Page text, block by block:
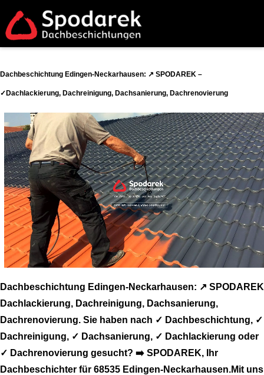
Dachbeschichtung Edingen-Neckarhausen: ↗️ SPODAREK –
✓Dachlackierung, Dachreinigung, Dachsanierung, Dachrenovierung
Dachbeschichtung Edingen-Neckarhausen: ↗️ SPODAREK
Dachlackierung, Dachreinigung, Dachsanierung,
Dachrenovierung. Sie haben nach ✓ Dachbeschichtung, ✓
Dachreinigung, ✓ Dachsanierung, ✓ Dachlackierung oder
✓ Dachrenovierung gesucht? ➡️ SPODAREK, Ihr
Dachbeschichter für 68535 Edingen-Neckarhausen.Mit uns